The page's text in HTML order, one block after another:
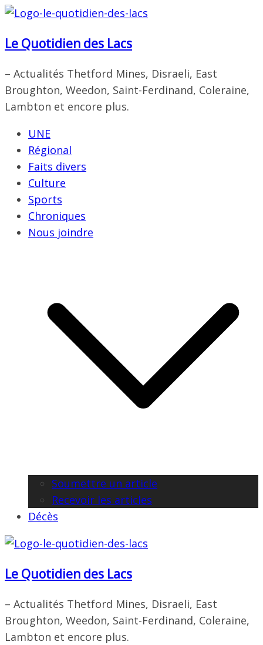
Passer
contenu
Le Quotidien des Lacs
– Actualités Thetford Mines, Disraeli, East
Broughton, Weedon, Saint-Ferdinand, Coleraine,
Lambton et encore plus.
UNE
Régional
Faits divers
Culture
Sports
Chroniques
Nous joindre
Soumettre un article
Recevoir les articles
Décès
Le Quotidien des Lacs
– Actualités Thetford Mines, Disraeli, East
Broughton, Weedon, Saint-Ferdinand, Coleraine,
Lambton et encore plus.